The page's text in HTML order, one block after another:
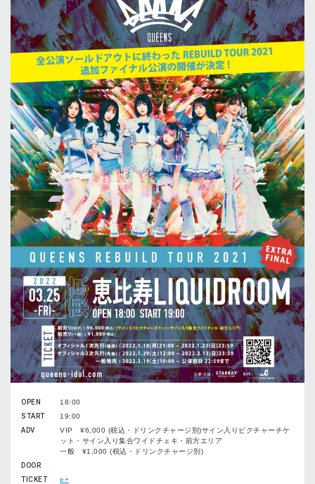
OPEN
18:00
START
19:00
ADV
VIP ¥6,000 (税込・ドリンクチャージ別)サイン入りピクチャーチケ
ット・サイン入り集合ワイドチェキ・前方エリア
一般 ¥1,000 (税込・ドリンクチャージ別)
DOOR
TICKET
e+